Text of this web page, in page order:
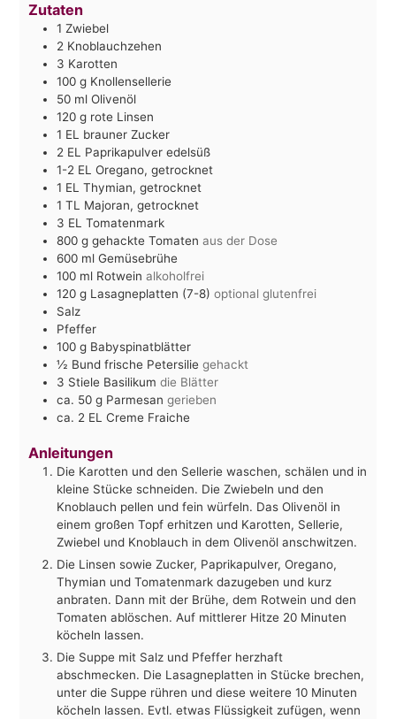
Zutaten
1 Zwiebel
2 Knoblauchzehen
3 Karotten
100 g Knollensellerie
50 ml Olivenöl
120 g rote Linsen
1 EL brauner Zucker
2 EL Paprikapulver edelsüß
1-2 EL Oregano, getrocknet
1 EL Thymian, getrocknet
1 TL Majoran, getrocknet
3 EL Tomatenmark
800 g gehackte Tomaten aus der Dose
600 ml Gemüsebrühe
100 ml Rotwein alkoholfrei
120 g Lasagneplatten (7-8) optional glutenfrei
Salz
Pfeffer
100 g Babyspinatblätter
½ Bund frische Petersilie gehackt
3 Stiele Basilikum die Blätter
ca. 50 g Parmesan gerieben
ca. 2 EL Creme Fraiche
Anleitungen
Die Karotten und den Sellerie waschen, schälen und in
kleine Stücke schneiden. Die Zwiebeln und den
Knoblauch pellen und fein würfeln. Das Olivenöl in
einem großen Topf erhitzen und Karotten, Sellerie,
Zwiebel und Knoblauch in dem Olivenöl anschwitzen.
Die Linsen sowie Zucker, Paprikapulver, Oregano,
Thymian und Tomatenmark dazugeben und kurz
anbraten. Dann mit der Brühe, dem Rotwein und den
Tomaten ablöschen. Auf mittlerer Hitze 20 Minuten
köcheln lassen.
Die Suppe mit Salz und Pfeffer herzhaft
abschmecken. Die Lasagneplatten in Stücke brechen,
unter die Suppe rühren und diese weitere 10 Minuten
köcheln lassen. Evtl. etwas Flüssigkeit zufügen, wenn